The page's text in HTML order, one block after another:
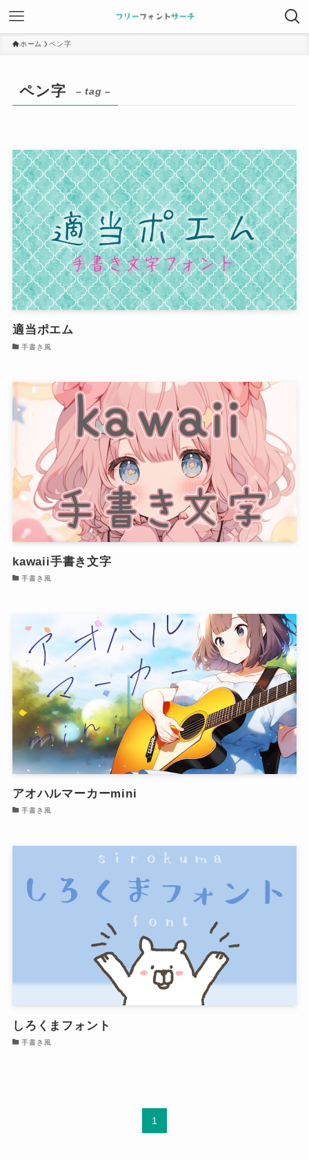
ホーム ペン字
ペン字 – tag –
適当ポエム
手書き風
kawaii手書き文字
手書き風
アオハルマーカーmini
手書き風
しろくまフォント
手書き風
1